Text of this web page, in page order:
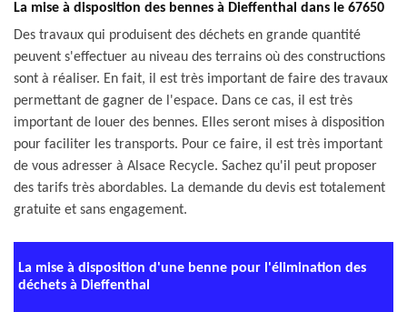
La mise à disposition des bennes à Dieffenthal dans le 67650
Des travaux qui produisent des déchets en grande quantité
peuvent s'effectuer au niveau des terrains où des constructions
sont à réaliser. En fait, il est très important de faire des travaux
permettant de gagner de l'espace. Dans ce cas, il est très
important de louer des bennes. Elles seront mises à disposition
pour faciliter les transports. Pour ce faire, il est très important
de vous adresser à Alsace Recycle. Sachez qu'il peut proposer
des tarifs très abordables. La demande du devis est totalement
gratuite et sans engagement.
La mise à disposition d'une benne pour l'élimination des
déchets à Dieffenthal